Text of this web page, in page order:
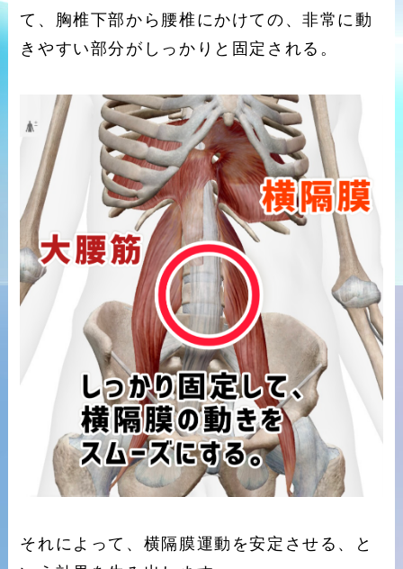
て、胸椎下部から腰椎にかけての、非常に動
きやすい部分がしっかりと固定される。
それによって、横隔膜運動を安定させる、と